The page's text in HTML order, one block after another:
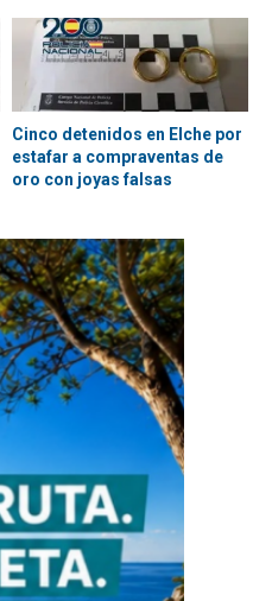
Cinco detenidos en Elche por
estafar a compraventas de
oro con joyas falsas